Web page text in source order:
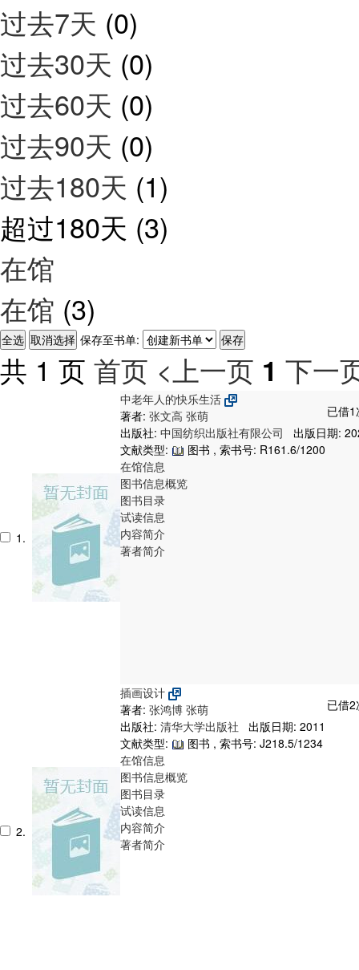
过去7天 (0)
过去30天 (0)
过去60天 (0)
过去90天 (0)
过去180天 (1)
超过180天 (3)
在馆
在馆 (3)
保存至书单:
共 1 页 首页 <上一页 1 下一
1.
中老年人的快乐生活
已借1
著者: 张文高 张萌
出版社: 中国纺织出版社有限公司
出版日期:
文献类型:
图书 , 索书号: R161.6/1200
在馆信息
图书信息概览
图书目录
试读信息
内容简介
著者简介
2.
插画设计
已借2
著者: 张鸿博 张萌
出版社: 清华大学出版社
出版日期: 2011
文献类型:
图书 , 索书号: J218.5/1234
在馆信息
图书信息概览
图书目录
试读信息
内容简介
著者简介